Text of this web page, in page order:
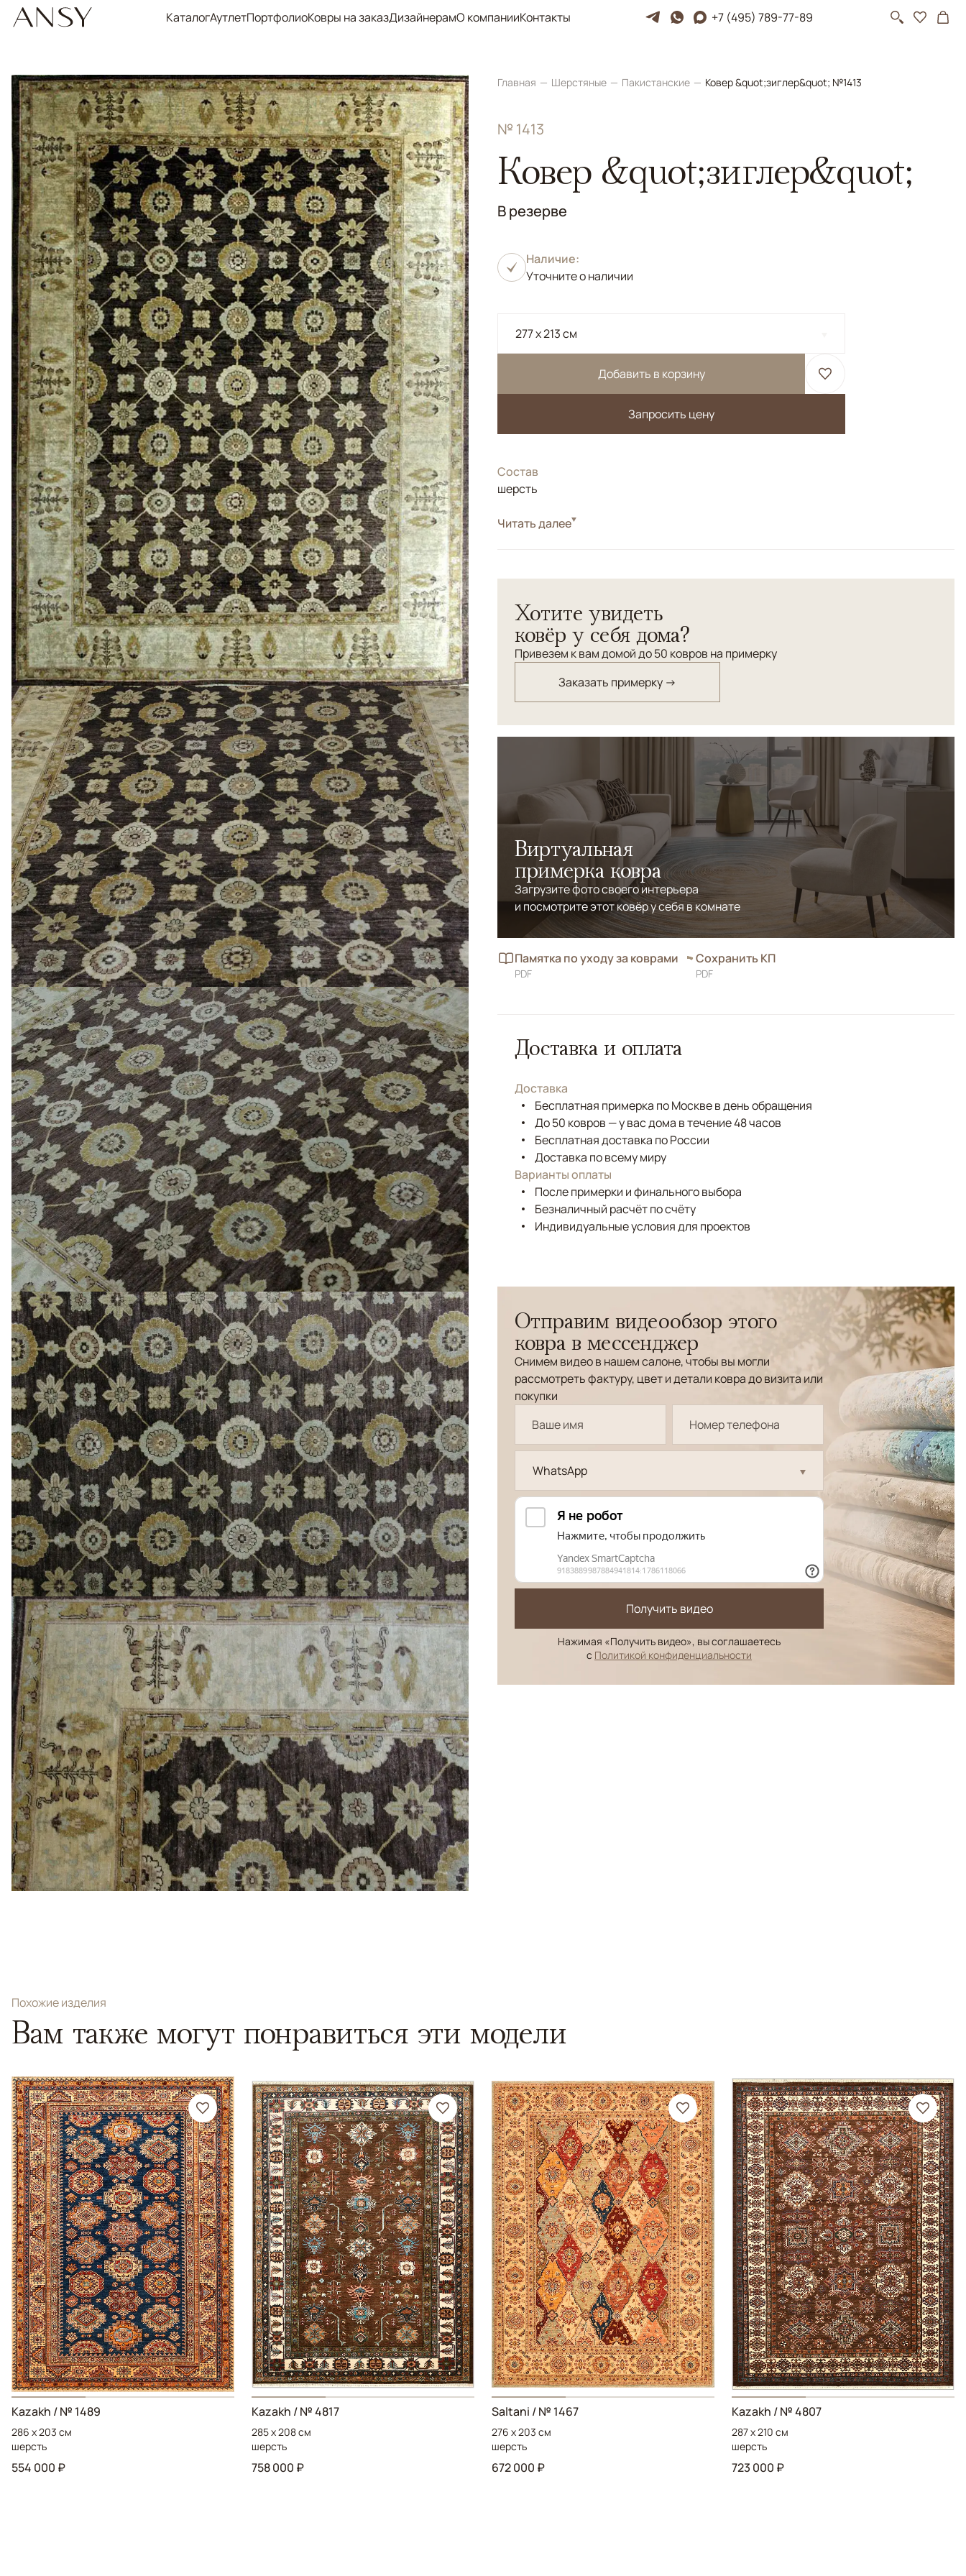
КаталогАутлетПортфолиоКовры на заказДизайнерамО компанииКонтакты +7 (495) 789-77-89
Главная Шерстяные Пакистанские Ковер &quot;зиглер&quot; №1413
№ 1413
Ковер &quot;зиглер&quot;
В резерве
Наличие:
Уточните о наличии
277 x 213 см
Добавить в корзину
Запросить цену
Состав
шерсть
ЦветаБелый/Сливочный, Черный/Темносиний
Афганский ковер.</br>Шерсть высшей категории.</br> Соткан по старинной
Читать далее
Хотите увидеть
ковёр у себя дома?
Привезем к вам домой до 50 ковров на примерку
Заказать примерку →
Виртуальная
примерка ковра
Загрузите фото своего интерьера
и посмотрите этот ковёр у себя в комнате
Памятка по уходу за коврами
PDF
Сохранить КП
PDF
Доставка и оплата
Доставка
Бесплатная примерка по Москве в день обращения
До 50 ковров — у вас дома в течение 48 часов
Бесплатная доставка по России
Доставка по всему миру
Варианты оплаты
После примерки и финального выбора
Безналичный расчёт по счёту
Индивидуальные условия для проектов
Отправим видеообзор этого
ковра в мессенджер
Снимем видео в нашем салоне, чтобы вы могли
рассмотреть фактуру, цвет и детали ковра до визита или
покупки
WhatsApp
Получить видео
Нажимая «Получить видео», вы соглашаетесь
с Политикой конфиденциальности
Похожие изделия
Вам также могут понравиться эти модели
Kazakh / № 1489
286 x 203 см
шерсть
554 000 ₽
Kazakh / № 4817
285 x 208 см
шерсть
758 000 ₽
Saltani / № 1467
276 x 203 см
шерсть
672 000 ₽
Kazakh / № 4807
287 x 210 см
шерсть
723 000 ₽